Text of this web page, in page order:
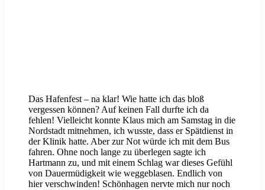
Das Hafenfest – na klar! Wie hatte ich das bloß
vergessen können? Auf keinen Fall durfte ich da
fehlen! Vielleicht konnte Klaus mich am Samstag in die
Nordstadt mitnehmen, ich wusste, dass er Spätdienst in
der Klinik hatte. Aber zur Not würde ich mit dem Bus
fahren. Ohne noch lange zu überlegen sagte ich
Hartmann zu, und mit einem Schlag war dieses Gefühl
von Dauermüdigkeit wie weggeblasen. Endlich von
hier verschwinden! Schönhagen nervte mich nur noch